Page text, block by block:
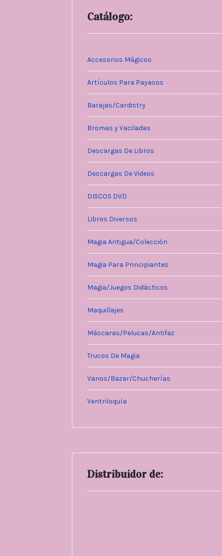
Catálogo:
Accesorios Mágicos
Artículos Para Payasos
Barajas/Cardistry
Bromas y Vaciladas
Descargas De Libros
Descargas De Videos
DISCOS DVD
Libros Diversos
Magia Antigua/Colección
Magia Para Principiantes
Magia/Juegos Didácticos
Maquillajes
Máscaras/Pelucas/Antifaz
Trucos De Magia
Varios/Bazar/Chucherías
Ventriloquía
Distribuidor de: